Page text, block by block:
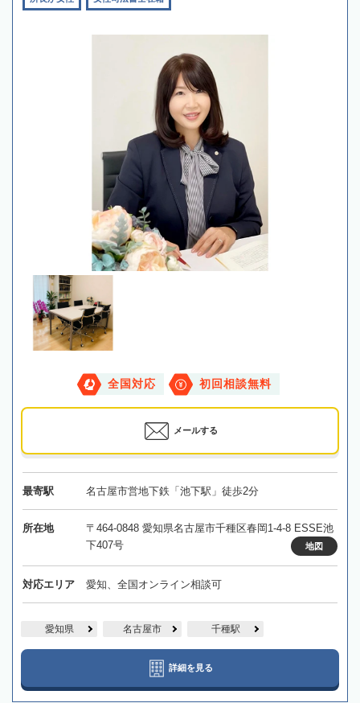
全国対応 初回相談無料
メールする
最寄駅 名古屋市営地下鉄「池下駅」徒歩2分
所在地
〒464-0848 愛知県名古屋市千種区春岡1-4-8 ESSE池
下407号
地図
対応エリア 愛知、全国オンライン相談可
愛知県 名古屋市 千種駅
詳細を見る